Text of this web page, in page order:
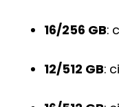
16/256 GB:
12/512 GB: